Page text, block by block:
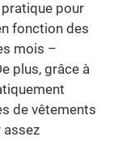
pratique pour
fonction des
mois –
plus, grâce à
de vêtements
assez